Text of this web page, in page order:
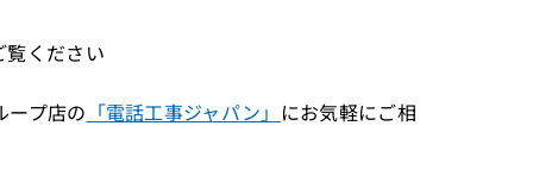
ください
ープ店の 「電話工事ジャパン」 にお気軽にご相